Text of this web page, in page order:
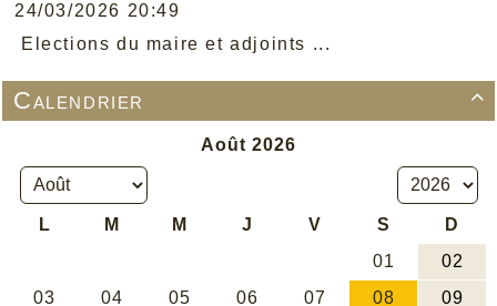
24/03/2026 20:49
Elections du maire et adjoints ...

Calendrier